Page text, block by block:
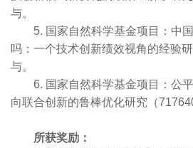
与。
5. 国家自然科学基金项目：中
吗：一个技术创新绩效视角的经验
与。
6. 国家自然科学基金项目：公
向联合创新的鲁棒优化研究（
所获奖励：